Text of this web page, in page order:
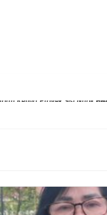
PHM Sukses